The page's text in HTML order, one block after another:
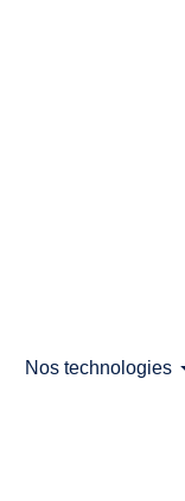
Nos technologies